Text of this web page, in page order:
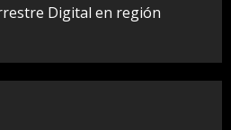
Digital en región